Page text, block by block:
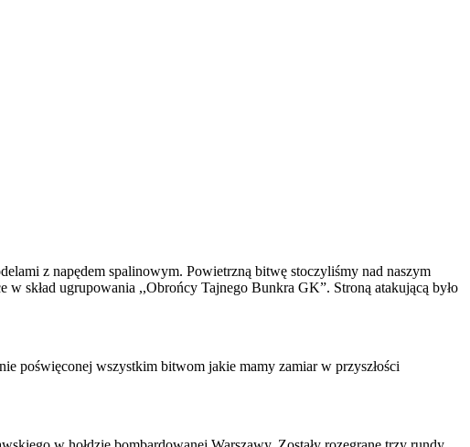
z napędem spalinowym. Powietrzną bitwę stoczyliśmy nad naszym
skład ugrupowania ,,Obrońcy Tajnego Bunkra GK”. Stroną atakującą było
poświęconej wszystkim bitwom jakie mamy zamiar w przyszłości